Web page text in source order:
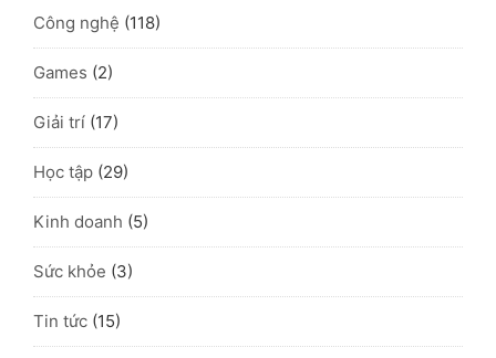
Công nghệ (118)
Games (2)
Giải trí (17)
Học tập (29)
Kinh doanh (5)
Sức khỏe (3)
Tin tức (15)